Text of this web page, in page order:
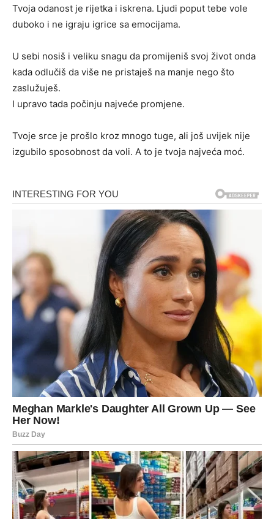
Tvoja odanost je rijetka i iskrena. Ljudi poput tebe vole
duboko i ne igraju igrice sa emocijama.
U sebi nosiš i veliku snagu da promijeniš svoj život onda
kada odlučiš da više ne pristaješ na manje nego što
zaslužuješ.
I upravo tada počinju najveće promjene.
Tvoje srce je prošlo kroz mnogo tuge, ali još uvijek nije
izgubilo sposobnost da voli. A to je tvoja najveća moć.